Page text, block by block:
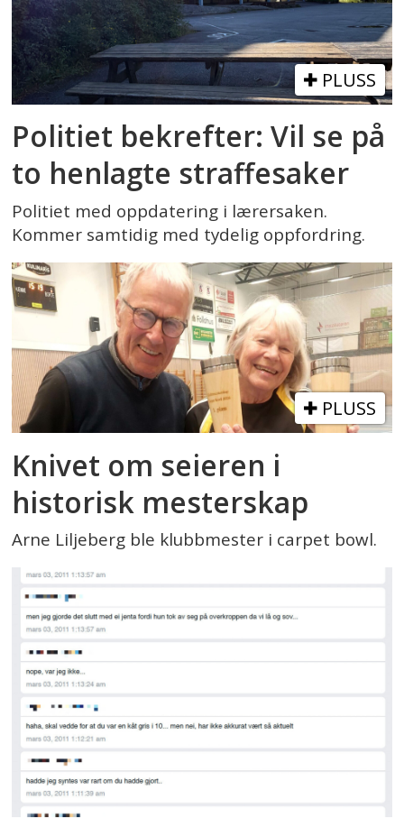
PLUSS
Politiet bekrefter: Vil se på
to henlagte straffesaker
Politiet med oppdatering i lærersaken.
Kommer samtidig med tydelig oppfordring.
PLUSS
Knivet om seieren i
historisk mesterskap
Arne Liljeberg ble klubbmester i carpet bowl.